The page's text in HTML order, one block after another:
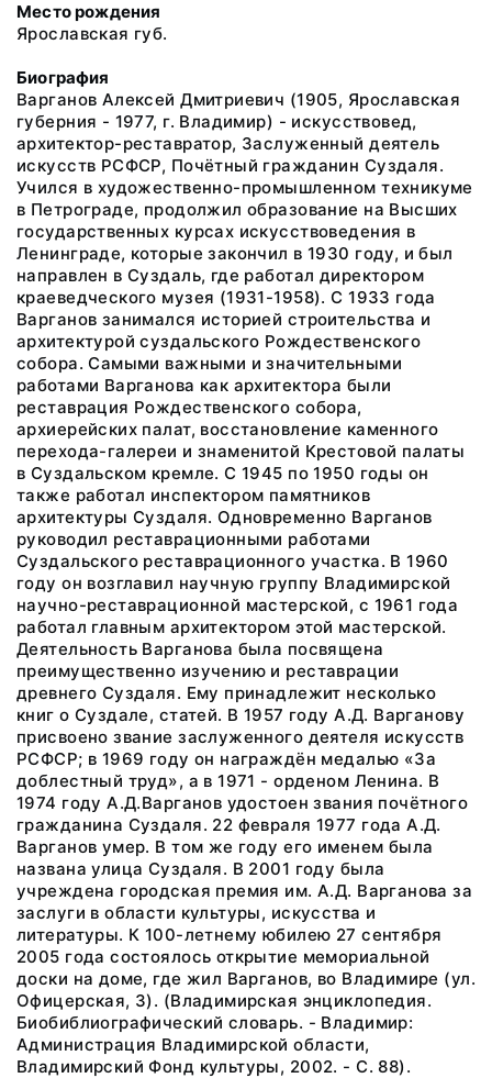
Место рождения
Ярославская губ.
Биография
Варганов Алексей Дмитриевич (1905, Ярославская
губерния - 1977, г. Владимир) - искусствовед,
архитектор-реставратор, Заслуженный деятель
искусств РСФСР, Почётный гражданин Суздаля.
Учился в художественно-промышленном техникуме
в Петрограде, продолжил образование на Высших
государственных курсах искусствоведения в
Ленинграде, которые закончил в 1930 году, и был
направлен в Суздаль, где работал директором
краеведческого музея (1931-1958). С 1933 года
Варганов занимался историей строительства и
архитектурой суздальского Рождественского
собора. Самыми важными и значительными
работами Варганова как архитектора были
реставрация Рождественского собора,
архиерейских палат, восстановление каменного
перехода-галереи и знаменитой Крестовой палаты
в Суздальском кремле. С 1945 по 1950 годы он
также работал инспектором памятников
архитектуры Суздаля. Одновременно Варганов
руководил реставрационными работами
Суздальского реставрационного участка. В 1960
году он возглавил научную группу Владимирской
научно-реставрационной мастерской, с 1961 года
работал главным архитектором этой мастерской.
Деятельность Варганова была посвящена
преимущественно изучению и реставрации
древнего Суздаля. Ему принадлежит несколько
книг о Суздале, статей. В 1957 году А.Д. Варганову
присвоено звание заслуженного деятеля искусств
РСФСР; в 1969 году он награждён медалью «За
доблестный труд», а в 1971 - орденом Ленина. В
1974 году А.Д.Варганов удостоен звания почётного
гражданина Суздаля. 22 февраля 1977 года А.Д.
Варганов умер. В том же году его именем была
названа улица Суздаля. В 2001 году была
учреждена городская премия им. А.Д. Варганова за
заслуги в области культуры, искусства и
литературы. К 100-летнему юбилею 27 сентября
2005 года состоялось открытие мемориальной
доски на доме, где жил Варганов, во Владимире (ул.
Офицерская, 3). (Владимирская энциклопедия.
Биобиблиографический словарь. - Владимир:
Администрация Владимирской области,
Владимирский Фонд культуры, 2002. - С. 88).